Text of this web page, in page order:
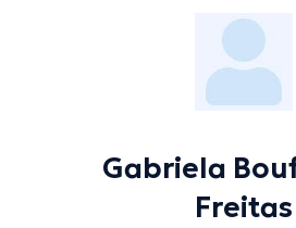
Gabriela
Freitas